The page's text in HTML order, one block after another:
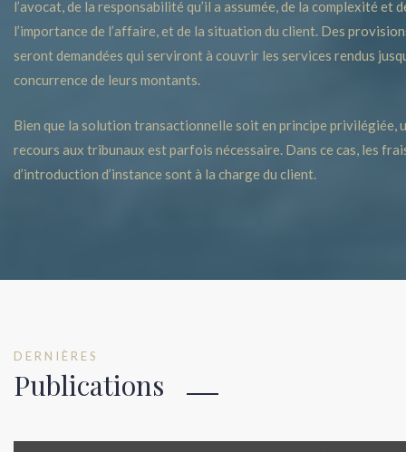
l’avocat,de la responsabilité qu’il a assumée, de la complexité et
l’importance de l’affaire, et de la situation du client. Des
seront demandées qui serviront à couvrir les services rendus
concurrence de leurs montants.
Bien que la solution transactionnelle soit en principe privilégiée,
recours aux tribunaux est parfois nécessaire. Dans ce cas, les
d’introduction d’instance sont à la charge du client.
DERNIÈRES
Publications